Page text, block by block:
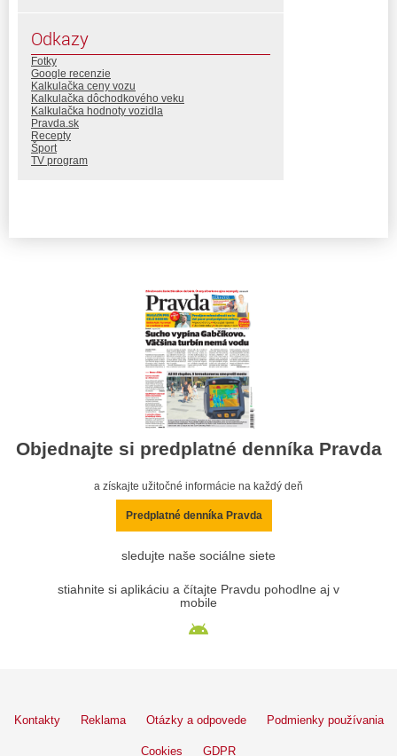
Odkazy
Fotky
Google recenzie
Kalkulačka ceny vozu
Kalkulačka dôchodkového veku
Kalkulačka hodnoty vozidla
Pravda.sk
Recepty
Šport
TV program
Objednajte si predplatné denníka Pravda
a získajte užitočné informácie na každý deň
Predplatné denníka Pravda
sledujte naše sociálne siete
stiahnite si aplikáciu a čítajte Pravdu pohodlne aj v
mobile
Kontakty Reklama Otázky a odpovede Podmienky používania
Cookies GDPR